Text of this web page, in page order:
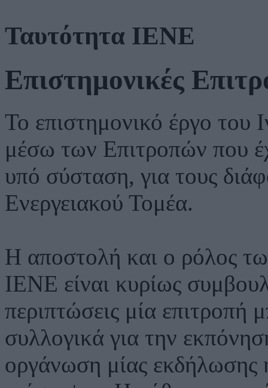
Ταυτότητα ΙΕΝΕ
Επιστημονικές
Το επιστημονικό έργο του
μέσω των Επιτροπών που
υπό σύσταση, για τους
Ενεργειακού Τομέα.
Η αποστολή και ο ρόλος
ΙΕΝΕ είναι κυρίως
περιπτώσεις μία επιτροπή
συλλογικά για την
οργάνωση μίας εκδήλωσης